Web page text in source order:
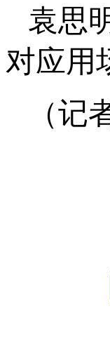
袁思
对应用
（记